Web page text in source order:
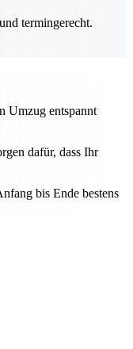
termingerecht.
Umzug entspannt
dafür, dass Ihr
bis Ende bestens